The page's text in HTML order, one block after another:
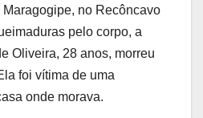
no Recôncavo
pelo corpo, a
Oliveira, 28 anos, morreu
foi vítima de uma
onde morava.